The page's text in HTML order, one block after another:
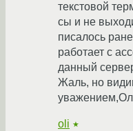
текстовой
сы и не
писалось
работает с
данный
Жаль, но
oli ★